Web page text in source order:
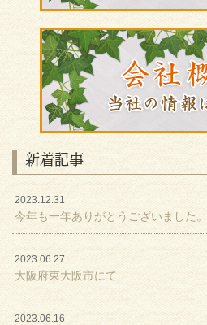
新着記事
2023.12.31
今年も一年ありがとうございました。
2023.06.27
大阪府東大阪市にて
2023.06.16